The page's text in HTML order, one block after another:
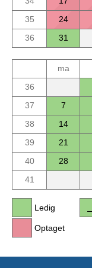
35
24
36
31
ma
36
37
7
38
14
39
21
40
28
41
Ledig
Optaget